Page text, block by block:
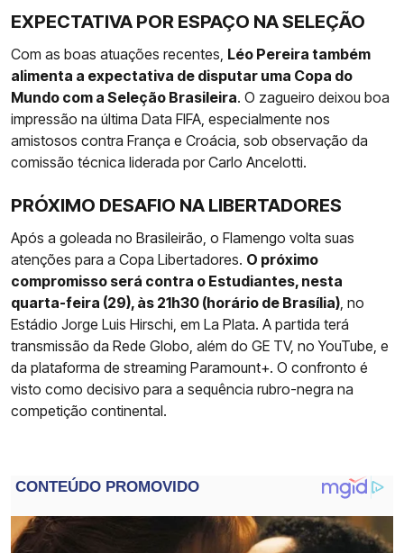
EXPECTATIVA POR ESPAÇO NA SELEÇÃO
Com as boas atuações recentes, Léo Pereira também
alimenta a expectativa de disputar uma Copa do
Mundo com a Seleção Brasileira. O zagueiro deixou boa
impressão na última Data FIFA, especialmente nos
amistosos contra França e Croácia, sob observação da
comissão técnica liderada por Carlo Ancelotti.
PRÓXIMO DESAFIO NA LIBERTADORES
Após a goleada no Brasileirão, o Flamengo volta suas
atenções para a Copa Libertadores. O próximo
compromisso será contra o Estudiantes, nesta
quarta-feira (29), às 21h30 (horário de Brasília), no
Estádio Jorge Luis Hirschi, em La Plata. A partida terá
transmissão da Rede Globo, além do GE TV, no YouTube, e
da plataforma de streaming Paramount+. O confronto é
visto como decisivo para a sequência rubro-negra na
competição continental.